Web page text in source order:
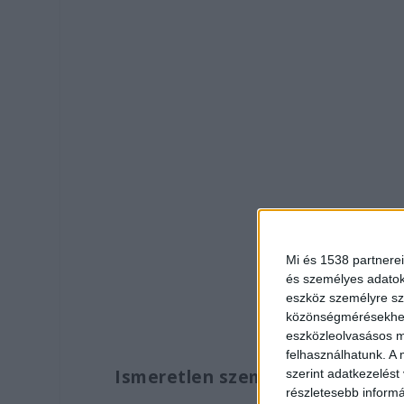
Mi és 1538
és személyes
eszköz személyre
eszközleolvasásos
felhasználhatunk. A
szerint
részletesebb
A KékVillogó
Ismeretlen személy volt a